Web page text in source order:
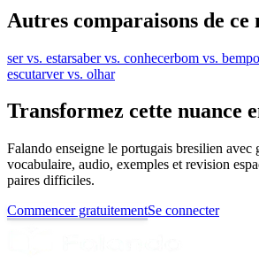
Autres comparaisons de ce
ser vs. estarsaber vs. conhecerbom vs. bem
escutarver vs. olhar
Transformez cette nuance
Falando enseigne le portugais bresilien avec
vocabulaire, audio, exemples et revision
paires difficiles.
Commencer gratuitementSe connecter